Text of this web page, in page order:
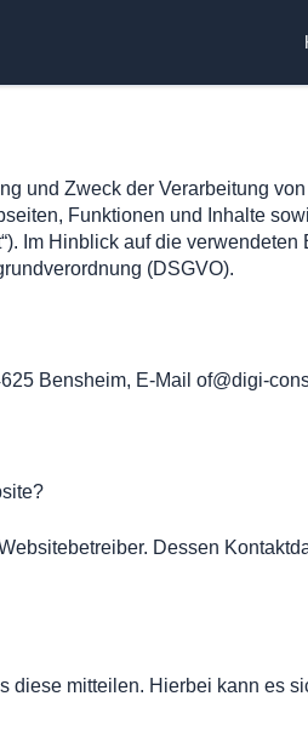
und Zweck der Verarbeitung
Funktionen und Inhalte
Im Hinblick auf die verwendeten
(DSGVO).
Bensheim, E-Mail of@digi-
Dessen
diese mitteilen. Hierbei kann es